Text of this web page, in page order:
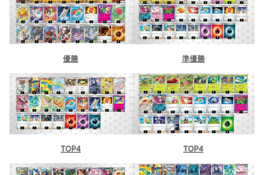
優勝 準優勝
TOP4 TOP4